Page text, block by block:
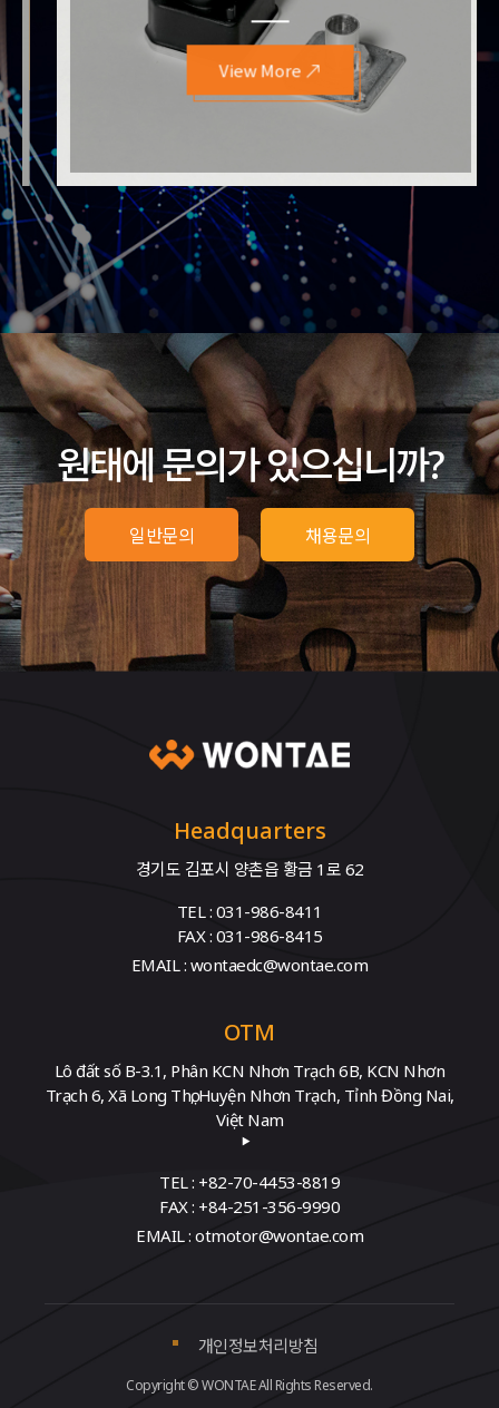
View More
원태에 문의가 있으십니까?
일반문의 채용문의
Headquarters
경기도 김포시 양촌읍 황금 1로 62
TEL : 031-986-8411
FAX : 031-986-8415
EMAIL : wontaedc@wontae.com
OTM
Lô đất số B-3.1, Phân KCN Nhơn Trạch 6B, KCN Nhơn
Trạch 6, Xã Long Thọ, Huyện Nhơn Trạch, Tỉnh Đồng Nai,
Việt Nam
TEL : +82-70-4453-8819
FAX : +84-251-356-9990
EMAIL : otmotor@wontae.com
개인정보처리방침
Copyright © WONTAE All Rights Reserved.